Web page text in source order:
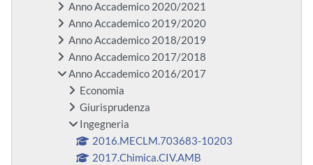
Anno Accademico 2020/2021
Anno Accademico 2019/2020
Anno Accademico 2018/2019
Anno Accademico 2017/2018
Anno Accademico 2016/2017
Economia
Giurisprudenza
Ingegneria
2016.MECLM.703683-10203
2017.Chimica.CIV.AMB